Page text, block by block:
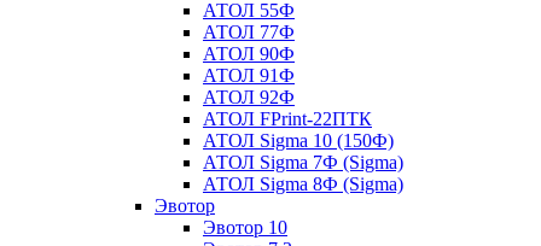
АТОЛ 55Ф
АТОЛ 77Ф
АТОЛ 90Ф
АТОЛ 91Ф
АТОЛ 92Ф
АТОЛ FPrint-22ПТК
АТОЛ Sigma 10 (150Ф)
АТОЛ Sigma 7Ф (Sigma)
АТОЛ Sigma 8Ф (Sigma)
Эвотор
Эвотор 10